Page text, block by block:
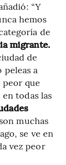
“Y
hemos
de
migrante.
de
a
que
todas las
muchas
se ve en
vez peor